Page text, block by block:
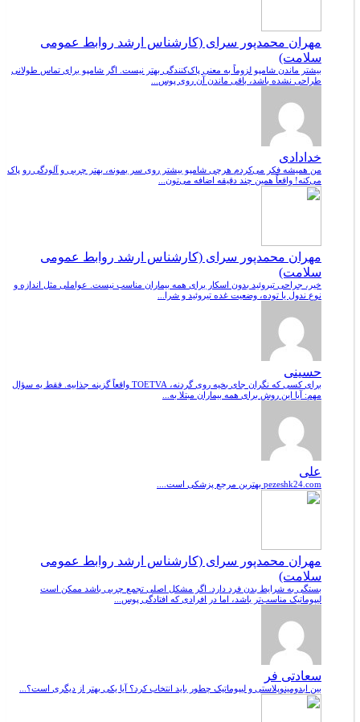
مهران محمدپور سرای (کارشناس ارشد روابط عمومی
سلامت)
بیشتر ماندن شامپو لزوماً به معنی پاک‌کنندگی بهتر نیست. اگر شامپو برای تماس طولانی
طراحی نشده باشد، باقی ماندن آن روی پوس...
خدادادی
من همیشه فکر می‌کردم هرچی شامپو بیشتر روی سر بمونه، بهتر چربی و آلودگی رو پاک
می‌کنه! واقعاً همین چند دقیقه اضافه می‌تون...
مهران محمدپور سرای (کارشناس ارشد روابط عمومی
سلامت)
خیر، جراحی تیروئید بدون اسکار برای همه بیماران مناسب نیست. عواملی مثل اندازه و
نوع ندول یا توده، وضعیت غده تیروئید و شرا...
حسینی
برای کسی که نگران جای بخیه روی گردنه، TOETVA واقعاً گزینه جذابیه. فقط یه سؤال
مهم: آیا این روش برای همه بیماران مبتلا به...
علی
pezeshk24.com بهترین مرجع پزشکی است....
مهران محمدپور سرای (کارشناس ارشد روابط عمومی
سلامت)
بستگی به شرایط بدن فرد دارد. اگر مشکل اصلی تجمع چربی باشد ممکن است
لیپوماتیک مناسب‌تر باشد، اما در افرادی که افتادگی پوس...
سعادتی فر
بین ابدومینوپلاستی و لیپوماتیک چطور باید انتخاب کرد؟ آیا یکی بهتر از دیگری است؟...